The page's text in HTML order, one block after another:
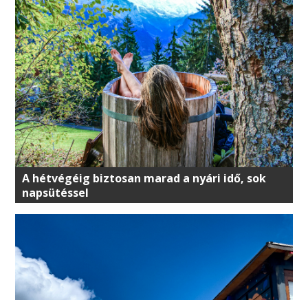
A hétvégéig biztosan marad a nyári idő, sok
napsütéssel